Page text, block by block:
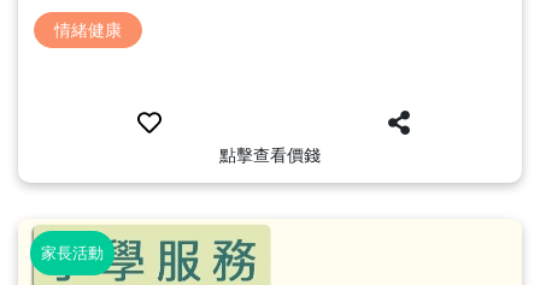
情緒健康
點擊查看價錢
家長活動